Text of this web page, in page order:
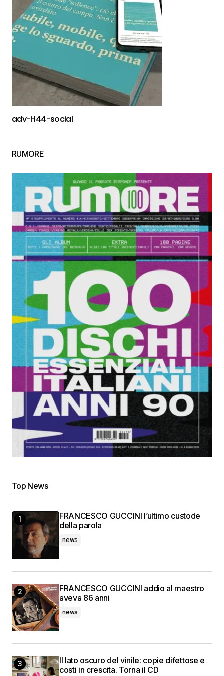
adv-H44-social
RUMORE
Top News
FRANCESCO GUCCINI l’ultimo custode
della parola
news
FRANCESCO GUCCINI addio al maestro
aveva 86 anni
news
Il lato oscuro del vinile: copie difettose e
costi in crescita. Torna il CD